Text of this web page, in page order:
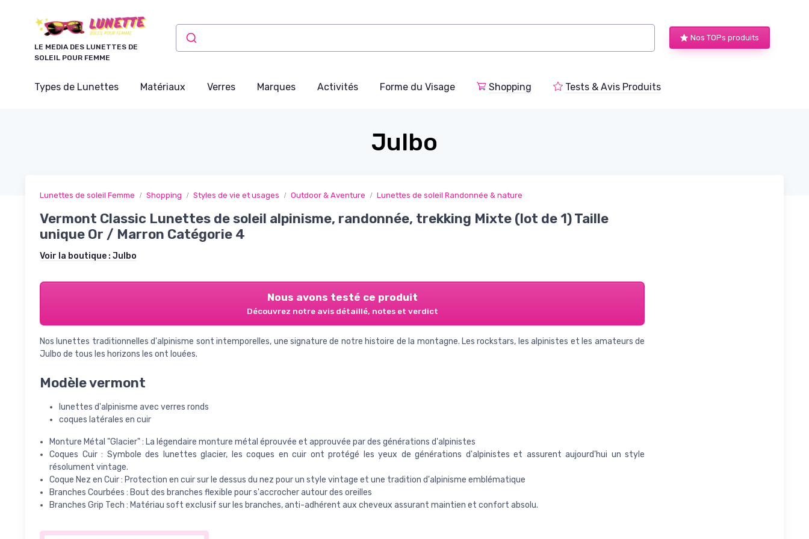
LE MEDIA DES LUNETTES DE
SOLEIL POUR FEMME
Nos TOPs produits
Types de Lunettes Matériaux Verres Marques Activités Forme du Visage Shopping Tests & Avis Produits
Julbo
Lunettes de soleil Femme Shopping Styles de vie et usages Outdoor & Aventure Lunettes de soleil Randonnée & nature
Vermont Classic Lunettes de soleil alpinisme, randonnée, trekking Mixte (lot de 1) Taille
unique Or / Marron Catégorie 4
Voir la boutique : Julbo
Nous avons testé ce produit
Découvrez notre avis détaillé, notes et verdict
Nos lunettes traditionnelles d'alpinisme sont intemporelles, une signature de notre histoire de la montagne. Les rockstars, les alpinistes et les amateurs de
Julbo de tous les horizons les ont louées.
Modèle vermont
lunettes d'alpinisme avec verres ronds
coques latérales en cuir
Monture Métal "Glacier" : La légendaire monture métal éprouvée et approuvée par des générations d'alpinistes
Coques Cuir : Symbole des lunettes glacier, les coques en cuir ont protégé les yeux de générations d'alpinistes et assurent aujourd'hui un style
résolument vintage.
Coque Nez en Cuir : Protection en cuir sur le dessus du nez pour un style vintage et une tradition d'alpinisme emblématique
Branches Courbées : Bout des branches flexible pour s'accrocher autour des oreilles
Branches Grip Tech : Matériau soft exclusif sur les branches, anti-adhérent aux cheveux assurant maintien et confort absolu.